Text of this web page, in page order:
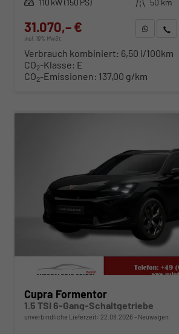
Leistung 110 kW (150 PS) Kilometerstand 50 km
31.070,– €
incl. 19% MwSt.
Verbrauch kombiniert: 6,50 l/100km
CO2-Klasse: E
CO2-Emissionen: 137,00 g/km
Cupra Formentor
1.5 TSI 6-Gang-Schaltgetriebe
unverbindliche Lieferzeit: 22.08.2026 Neuwagen